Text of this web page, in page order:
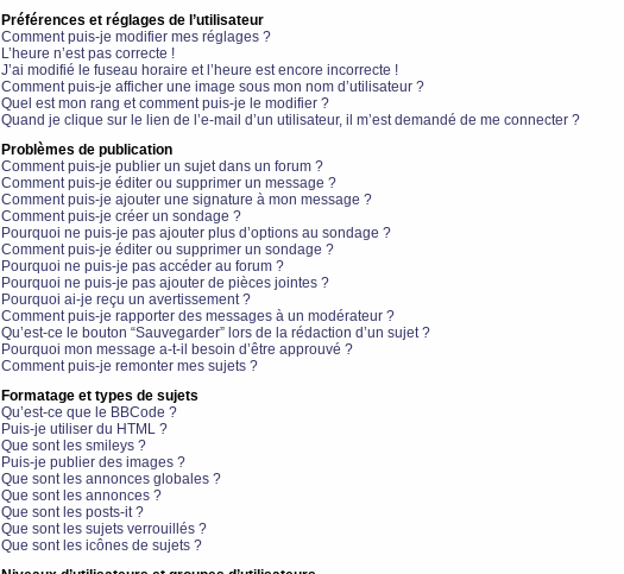
Préférences et réglages de l’utilisateur
Comment puis-je modifier mes réglages ?
L’heure n’est pas correcte !
J’ai modifié le fuseau horaire et l’heure est encore incorrecte !
Comment puis-je afficher une image sous mon nom d’utilisateur ?
Quel est mon rang et comment puis-je le modifier ?
Quand je clique sur le lien de l’e-mail d’un utilisateur, il m’est demandé de me connecter ?
Problèmes de publication
Comment puis-je publier un sujet dans un forum ?
Comment puis-je éditer ou supprimer un message ?
Comment puis-je ajouter une signature à mon message ?
Comment puis-je créer un sondage ?
Pourquoi ne puis-je pas ajouter plus d’options au sondage ?
Comment puis-je éditer ou supprimer un sondage ?
Pourquoi ne puis-je pas accéder au forum ?
Pourquoi ne puis-je pas ajouter de pièces jointes ?
Pourquoi ai-je reçu un avertissement ?
Comment puis-je rapporter des messages à un modérateur ?
Qu’est-ce le bouton “Sauvegarder” lors de la rédaction d’un sujet ?
Pourquoi mon message a-t-il besoin d’être approuvé ?
Comment puis-je remonter mes sujets ?
Formatage et types de sujets
Qu’est-ce que le BBCode ?
Puis-je utiliser du HTML ?
Que sont les smileys ?
Puis-je publier des images ?
Que sont les annonces globales ?
Que sont les annonces ?
Que sont les posts-it ?
Que sont les sujets verrouillés ?
Que sont les icônes de sujets ?